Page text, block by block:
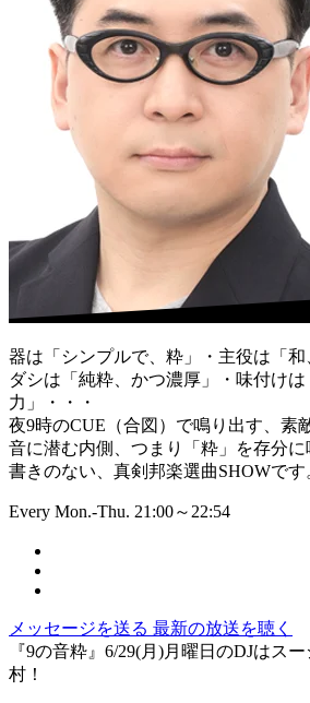
器は「シンプルで、粋」・主役は「和
ダシは「純粋、かつ濃厚」・味付け
力」・・・
夜9時のCUE（合図）で鳴り出す、素
音に潜む内側、つまり「粋」を存分
書きのない、真剣邦楽選曲SHOWです
Every Mon.-Thu. 21:00～22:54
メッセージを送る 最新の放送を聴く
『9の音粋』6/29(月)月曜日のDJはス
村！